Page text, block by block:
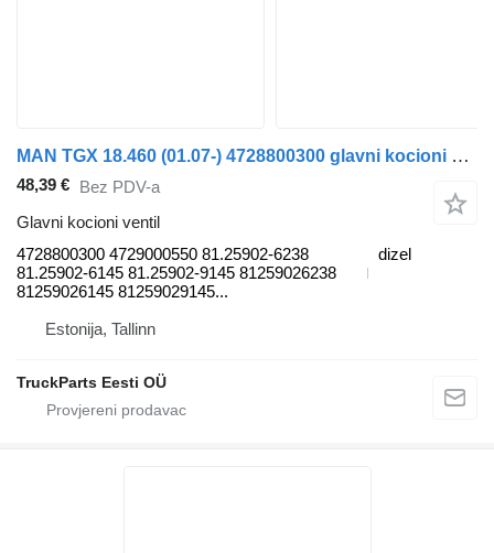
MAN TGX 18.460 (01.07-) 4728800300 glavni kocioni ventil za MAN TGL, TGM, TGS, TGX (2005-2021) tegljača
48,39 € Bez PDV-a
Glavni kocioni ventil
4728800300 4729000550 81.25902-6238
81.25902-6145 81.25902-9145 81259026238
81259026145 81259029145...
dizel
Estonija, Tallinn
TruckParts Eesti OÜ